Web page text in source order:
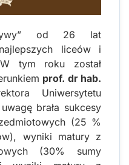
od 26 lat
liceów i
tym roku został
prof. dr hab.
Uniwersytetu
brała sukcesy
(25 %
wyniki matury z
(30% sumy